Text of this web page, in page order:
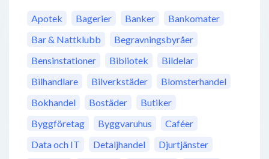
Apotek Bagerier Banker
Bankomater
Bar & Nattklubb
Begravningsbyråer
Bensinstationer
Bibliotek
Bildelar
Bilhandlare
Bilverkstäder
Blomsterhandel
Bokhandel
Bostäder
Butiker
Byggföretag
Byggvaruhus
Caféer
Data och IT
Detaljhandel
Djurtjänster